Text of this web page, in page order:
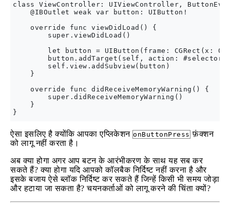
class ViewController: UIViewController,
    @IBOutlet weak var button: UIButton!
    override func viewDidLoad() {
        super.viewDidLoad()
let button = UIButton(frame: CGRect(x:
button.addTarget(self, action:
        self.view.addSubview(button)
    }
    override func didReceiveMemoryWarning() {
        super.didReceiveMemoryWarning()
    }
ऐसा इसलिए है क्योंकि आपका एप्लिकेशन onButtonPress फ़ंक्शन
को लागू नहीं करता है।
अब क्या होगा अगर आप बटन के आरंभीकरण के साथ यह सब कर
सकते हैं? क्या होगा यदि आपको कॉलबैक निर्दिष्ट नहीं करना है और
इसके बजाय ऐसे ब्लॉक निर्दिष्ट कर सकते हैं जिन्हें किसी भी समय जोड़ा
और हटाया जा सकता है? चयनकर्ताओं को लागू करने की चिंता क्यों?